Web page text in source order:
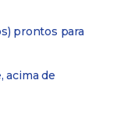
prontos para
acima de